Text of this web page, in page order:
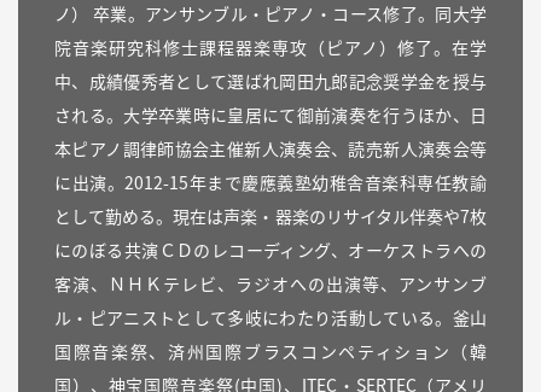
ノ） 卒業。アンサンブル・ピアノ・コース修了。同大学
院音楽研究科修士課程器楽専攻（ピアノ）修了。在学
中、成績優秀者として選ばれ岡田九郎記念奨学金を授与
される。大学卒業時に皇居にて御前演奏を行うほか、日
本ピアノ調律師協会主催新人演奏会、読売新人演奏会等
に出演。2012-15年まで慶應義塾幼稚舎音楽科専任教諭
として勤める。現在は声楽・器楽のリサイタル伴奏や7枚
にのぼる共演ＣＤのレコーディング、オーケストラへの
客演、ＮＨＫテレビ、ラジオへの出演等、アンサンブ
ル・ピアニストとして多岐にわたり活動している。釜山
国際音楽祭、済州国際ブラスコンペティション（韓
国）、神宝国際音楽祭(中国)、ITEC・SERTEC（アメリ